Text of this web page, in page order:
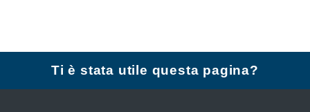
Ti è stata utile questa pagina?